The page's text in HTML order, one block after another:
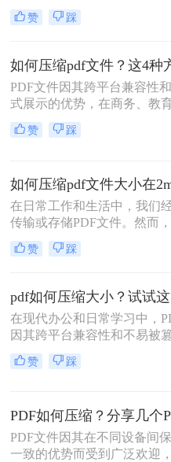
种设备上保持文档的一致性和
性。然而，大型的PDF文件往
户体验。那么pdf怎么压缩的
呢？本文将介绍几种实用的
具，帮助你将PDF文件压缩
同时尽量保持文件的质量。
赞 踩
PDF文件因其跨平台兼容性
式展示的优势，在商务、教
等领域被广泛使用。然而，较
PDF文件不仅占用存储空间，
能。那么如何压缩pdf文件呢
介绍几种压缩PDF文件的方
你有效减小文件大小而不牺
赞 踩
在日常工作和生活中，我们
传输或存储PDF文件。然而
文件不仅占用更多存储空间
加传输时间和成本。特别是
可能会超出邮件附件的大小
么如何压缩pdf文件大小在2m
呢？本文将介绍几种方法，
PDF文件压缩至2MB以内，
便地管理和分享。
赞 踩
在现代办公和日常学习中，
因其跨平台兼容性和不易被
性而广泛应用。然而，随着
的增加，PDF文件体积也会相
本文将详细介绍几种常用的
方法，帮助您轻松将PDF文
更小的大小。
赞 踩
PDF文件因其在不同设备间
一致的优势而受到广泛欢迎